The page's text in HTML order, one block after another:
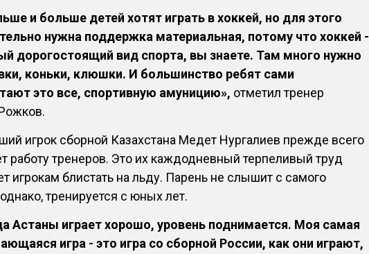
и больше детей хотят играть в хоккей, но для этого
нужна поддержка материальная, потому что хоккей -
дорогостоящий вид спорта, вы знаете. Там много нужно
коньки, клюшки. И большинство ребят сами
это все, спортивную амуницию», отметил тренер
игрок сборной Казахстана Медет Нургалиев прежде всего
работу тренеров. Это их каждодневный терпеливый труд
игрокам блистать на льду. Парень не слышит с самого
тренируется с юных лет.
Астаны играет хорошо, уровень поднимается. Моя самая
игра - это игра со сборной России, как они играют,